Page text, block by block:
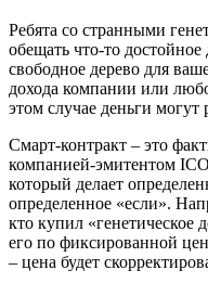
Ребята со странными
обещать что-то
свободное дерево для
дохода компании или
этом случае деньги могут
Смарт-контракт – это
компанией-эмитентом
который делает
определенное «если».
кто купил «генетическое
его по фиксированной
– цена будет